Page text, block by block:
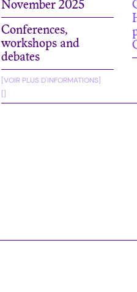
November 2025
Conferences,
workshops and
debates
[VOIR PLUS D'INFORMATIONS]
[]